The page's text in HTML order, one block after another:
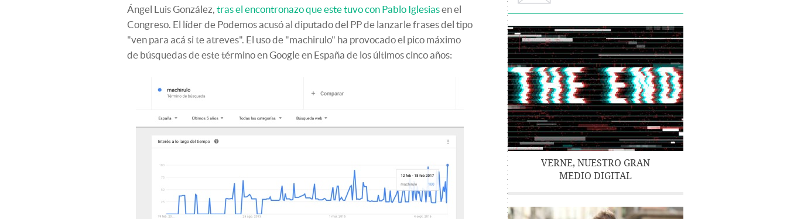
Ángel Luis González, tras el encontronazo que este tuvo con Pablo Iglesiasen el
Congreso. El líder de Podemos acusó al diputado del PP de lanzarle frases del tipo
"ven para acá si te atreves". El uso de "machirulo" ha provocado el pico máximo
de búsquedas de este término en Google en España de los últimos cinco años:
VERNE, NUESTRO GRAN
MEDIO DIGITAL